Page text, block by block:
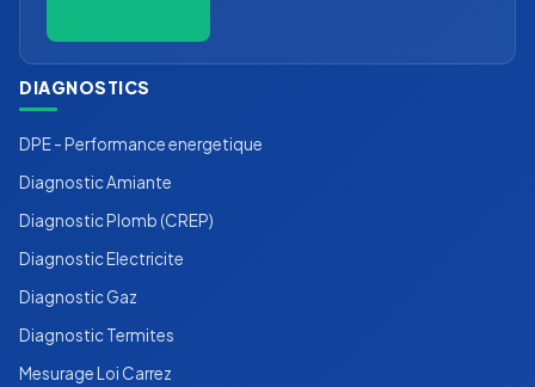
DIAGNOSTICS
DPE - Performance energetique
Diagnostic Amiante
Diagnostic Plomb (CREP)
Diagnostic Electricite
Diagnostic Gaz
Diagnostic Termites
Mesurage Loi Carrez